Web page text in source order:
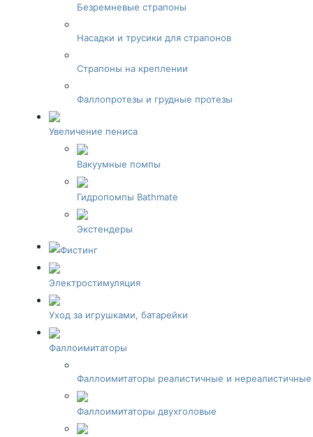
Безремневые страпоны
Насадки и трусики для страпонов
Страпоны на креплении
Фаллопротезы и грудные протезы
Увеличение пениса
Вакуумные помпы
Гидропомпы Bathmate
Экстендеры
Фистинг
Электростимуляция
Уход за игрушками, батарейки
Фаллоимитаторы
Фаллоимитаторы реалистичные и нереалистичные
Фаллоимитаторы двухголовые